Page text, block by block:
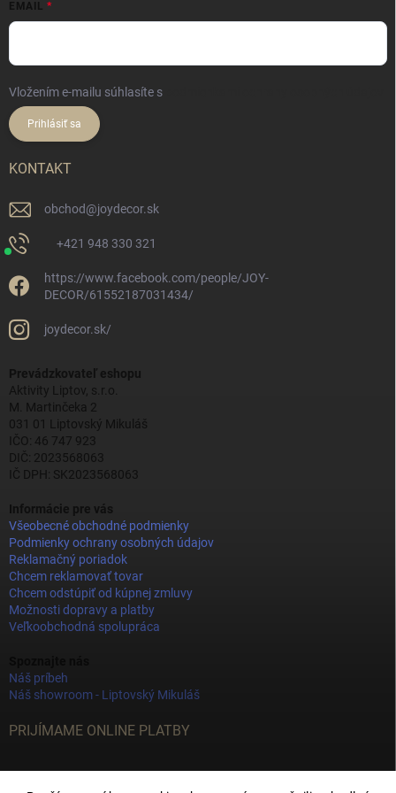
EMAIL
Vložením e-mailu súhlasíte s
Prihlásiť sa
KONTAKT
obchod@joydecor.sk
+421 948 330 321
https://www.facebook.com/people/JOY-
DECOR/61552187031434/
joydecor.sk/
Prevádzkovateľ eshopu
Aktivity Liptov, s.r.o.
M. Martinčeka 2
031 01 Liptovský Mikuláš
IČO: 46 747 923
DIČ: 2023568063
IČ DPH: SK2023568063
Informácie pre vás
Všeobecné obchodné podmienky
Podmienky ochrany osobných údajov
Reklamačný poriadok
Chcem reklamovať tovar
Chcem odstúpiť od kúpnej zmluvy
Možnosti dopravy a platby
Veľkoobchodná spolupráca
Náš príbeh
Náš showroom - Liptovský Mikuláš
PRIJÍMAME ONLINE PLATBY